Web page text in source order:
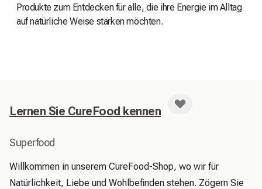
Produkte zum Entdecken für alle, die ihre Energie im Alltag
auf natürliche Weise stärken möchten.
Lernen Sie CureFood kennen
Superfood
Willkommen in unserem CureFood-Shop, wo wir für
Natürlichkeit, Liebe und Wohlbefinden stehen. Zögern Sie